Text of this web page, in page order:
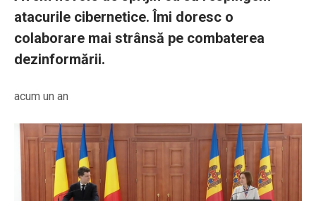
atacurile cibernetice. Îmi doresc o
colaborare mai strânsă pe combaterea
dezinformării.
acum un an